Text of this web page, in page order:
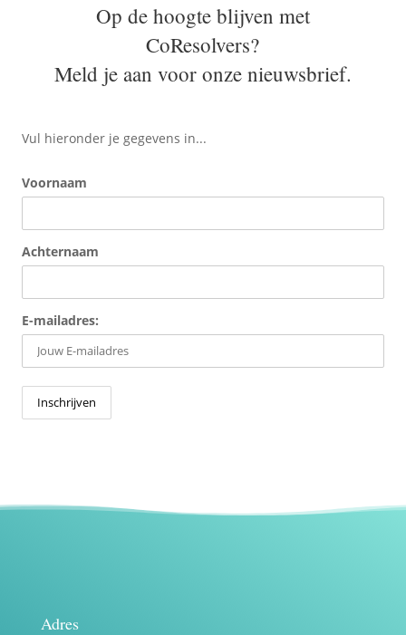
Op de hoogte blijven met
CoResolvers?
Meld je aan voor onze nieuwsbrief.
Vul hieronder je gegevens in...
Voornaam
Achternaam
E-mailadres:
Adres